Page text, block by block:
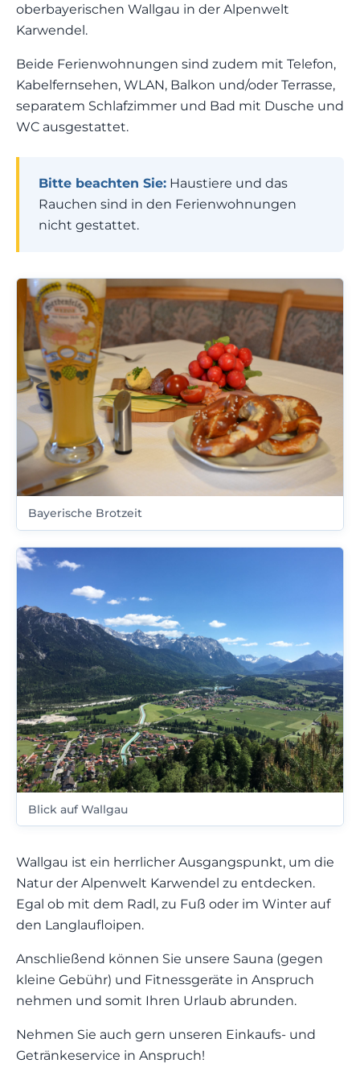
oberbayerischen Wallgau in der Alpenwelt
Karwendel.
Beide Ferienwohnungen sind zudem mit Telefon,
Kabelfernsehen, WLAN, Balkon und/oder Terrasse,
separatem Schlafzimmer und Bad mit Dusche und
WC ausgestattet.
Bitte beachten Sie: Haustiere und das
Rauchen sind in den Ferienwohnungen
nicht gestattet.
Bayerische Brotzeit
Blick auf Wallgau
Wallgau ist ein herrlicher Ausgangspunkt, um die
Natur der Alpenwelt Karwendel zu entdecken.
Egal ob mit dem Radl, zu Fuß oder im Winter auf
den Langlaufloipen.
Anschließend können Sie unsere Sauna (gegen
kleine Gebühr) und Fitnessgeräte in Anspruch
nehmen und somit Ihren Urlaub abrunden.
Nehmen Sie auch gern unseren Einkaufs- und
Getränkeservice in Anspruch!